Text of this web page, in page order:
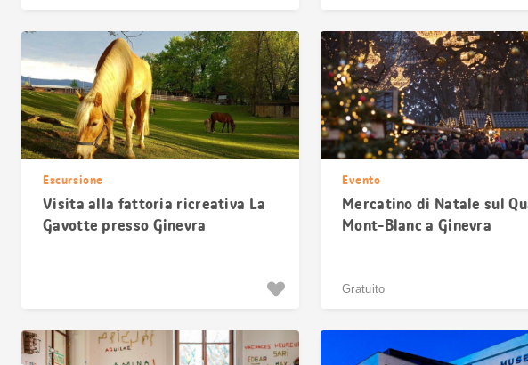
Escursione
Visita alla fattoria ricreativa La
Gavotte presso Ginevra
Evento
Mercatino di Natale sul
Mont-Blanc a Ginevra
Gratuito